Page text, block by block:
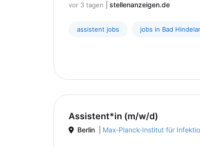
vor 3 tagen stellenanzeigen.de
assistent jobs jobs in Bad
Assistent*in (m/w/d)
Berlin Max-Planck-Institut für